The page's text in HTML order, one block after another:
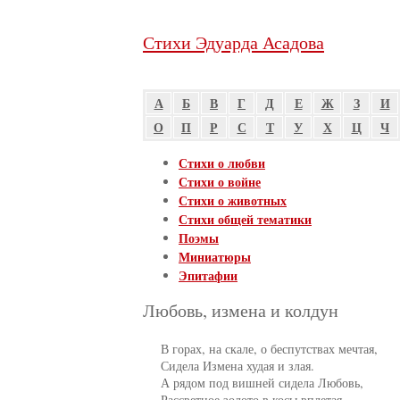
Стихи Эдуарда Асадова
А Б В Г Д Е Ж З И
О
П Р С Т У Х Ц Ч
Стихи о любви
Стихи о войне
Стихи о животных
Стихи общей тематики
Поэмы
Миниатюры
Эпитафии
Любовь, измена и колдун
     В горах, на скале, о беспутствах мечтая,
     Сидела Измена худая и злая.
     А рядом под вишней сидела Любовь,